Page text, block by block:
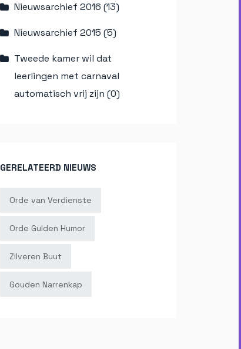
Nieuwsarchief 2016 (13)
Nieuwsarchief 2015 (5)
Tweede kamer wil dat
leerlingen met carnaval
automatisch vrij zijn (0)
GERELATEERD NIEUWS
Orde van Verdienste
Orde Gulden Humor
Zilveren Buut
Gouden Narrenkap